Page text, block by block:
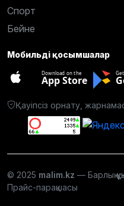
Спорт
Бейне
Мобильді қосымшалар
Download on the
App Store
Қауіпсіз орнату,
© 2025 malim.kz — Барлық
Прайс-парақшасы